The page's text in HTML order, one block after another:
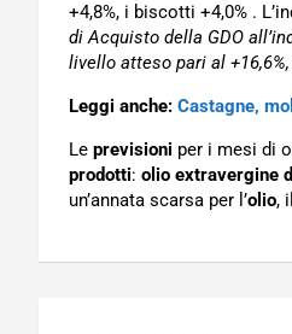
+4,8%, i biscotti +4,0% .
di Acquisto della GDO
livello atteso pari al
Leggi anche: Castagne,
Le previsioni per i mesi di
prodotti: olio extravergine
un’annata scarsa per l’olio,